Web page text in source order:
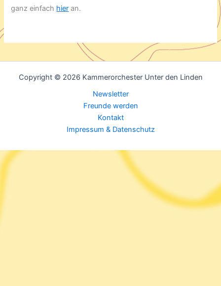
ganz einfach hier an.
Copyright © 2026 Kammerorchester Unter den Linden
Newsletter
Freunde werden
Kontakt
Impressum & Datenschutz